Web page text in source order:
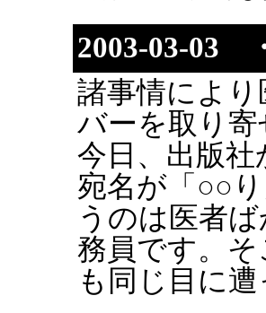
2003-03-03
諸事情によ
バーを取り
今日、出版
宛名が「○○
うのは医者
務員です。
も同じ目に遭